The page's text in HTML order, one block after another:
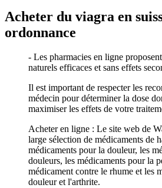
Acheter du viagra en
ordonnance
- Les pharmacies en ligne
naturels efficaces et sans effets
Il est important de respecter les
médecin pour déterminer la dose
maximiser les effets de votre
Acheter en ligne : Le site web de
large sélection de médicaments de
médicaments pour la douleur, les
douleurs, les médicaments pour la
médicament contre le rhume et les
douleur et l'arthrite.